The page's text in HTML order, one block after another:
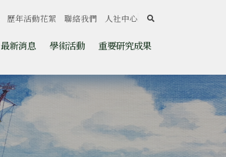
最新消息 學術活動 重要研究成果
歷年活動花絮 聯絡我們 人社中心 search